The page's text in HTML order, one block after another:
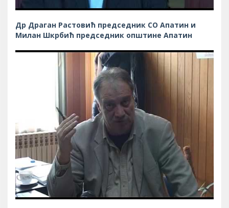
Др Драган Растовић председник СО Апатин и
Милан Шкрбић председник општине Апатин